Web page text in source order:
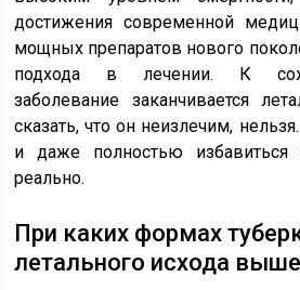
достижения современной
мощных препаратов нового
подхода в лечении. К
заболевание заканчивается
сказать, что он неизлечим,
и даже полностью избавиться
реально.
При каких формах
летального исхода выше